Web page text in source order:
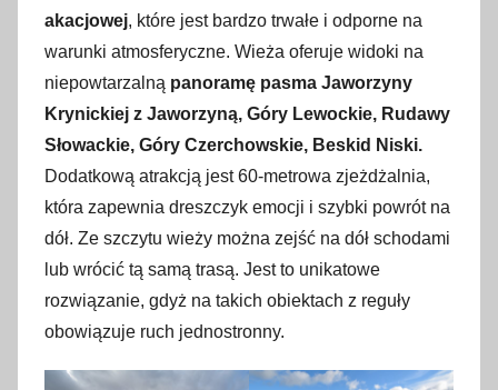
akacjowej, które jest bardzo trwałe i odporne na
warunki atmosferyczne. Wieża oferuje widoki na
niepowtarzalną panoramę pasma Jaworzyny
Krynickiej z Jaworzyną, Góry Lewockie, Rudawy
Słowackie, Góry Czerchowskie, Beskid Niski.
Dodatkową atrakcją jest 60-metrowa zjeżdżalnia,
która zapewnia dreszczyk emocji i szybki powrót na
dół. Ze szczytu wieży można zejść na dół schodami
lub wrócić tą samą trasą. Jest to unikatowe
rozwiązanie, gdyż na takich obiektach z reguły
obowiązuje ruch jednostronny.